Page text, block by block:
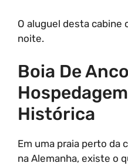
O aluguel desta cabine
noite.
Boia De
Histórica
Em uma praia perto da
na Alemanha, existe o